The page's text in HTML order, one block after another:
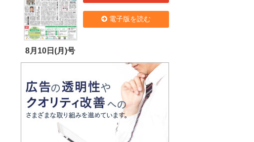
8月10日(月)号
電子版を読む